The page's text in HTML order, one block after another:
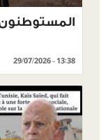
المستوطنون
29/07/2026 - 13:38